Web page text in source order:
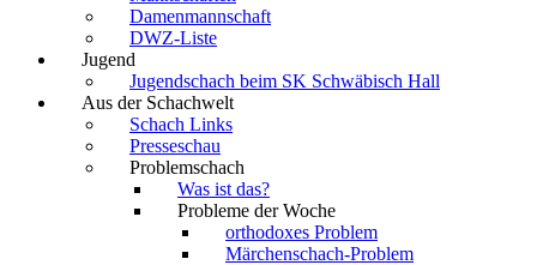
Damenmannschaft
DWZ-Liste
Jugend
Jugendschach beim SK Schwäbisch Hall
Aus der Schachwelt
Schach Links
Presseschau
Problemschach
Was ist das?
Probleme der Woche
orthodoxes Problem
Märchenschach-Problem